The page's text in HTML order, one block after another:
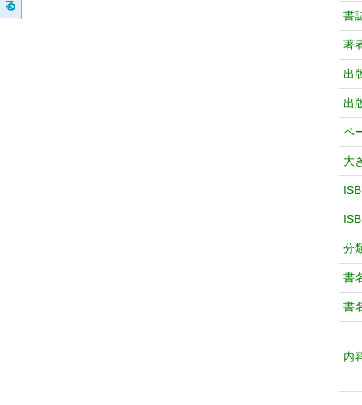
書
著
出
出
ペ
大
分
書
書
内